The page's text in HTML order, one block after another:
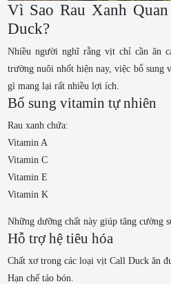
Vì Sao Rau Xanh
Duck?
Nhiều người nghĩ rằng vịt chỉ cần ăn
trường nuôi nhốt hiện nay, việc bổ sung
gì mang lại rất nhiều lợi ích.
Bổ sung vitamin tự nhiên
Rau xanh chứa:
Vitamin A
Vitamin C
Vitamin E
Vitamin K
Những dưỡng chất này giúp tăng cường
Hỗ trợ hệ tiêu hóa
Chất xơ trong các loại vịt Call Duck ăn
Hạn chế táo bón.